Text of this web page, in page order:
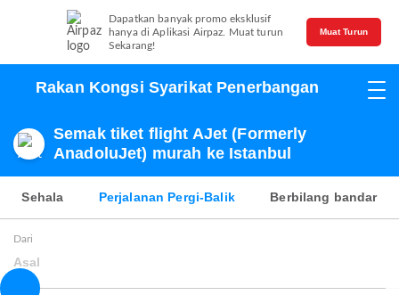
Dapatkan banyak promo eksklusif
hanya di Aplikasi Airpaz. Muat turun
Sekarang!
Muat Turun
Rakan Kongsi Syarikat Penerbangan
Semak tiket flight AJet (Formerly
AnadoluJet) murah ke Istanbul
Sehala Perjalanan Pergi-Balik Berbilang bandar
Dari
Asal